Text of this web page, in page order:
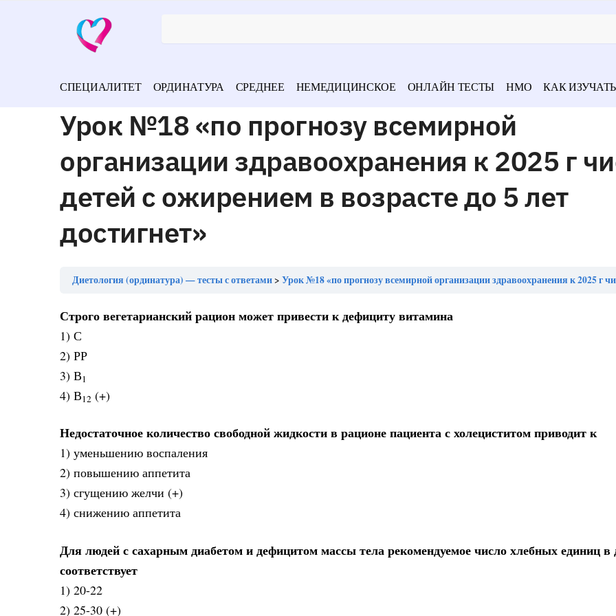
СПЕЦИАЛИТЕТ ОРДИНАТУРА СРЕДНЕЕ НЕМЕДИЦИНСКОЕ ОНЛАЙН ТЕСТЫ НМО КАК ИЗУЧАТЬ
Урок №18 «по прогнозу всемирной
организации здравоохранения к 2025 г
детей с ожирением в возрасте до 5 лет
достигнет»
Диетология (ординатура) — тесты с ответами Урок №18 «по прогнозу всемирной организации здравоохранения к 2025 г число детей с ожирением в возрасте до 5
Строго вегетарианский рацион может привести к дефициту витамина
1) С
2) РР
3) В1
4) В12 (+)
Недостаточное количество свободной жидкости в рационе пациента с холециститом приводит к
1) уменьшению воспаления
2) повышению аппетита
3) сгущению желчи (+)
4) снижению аппетита
Для людей с сахарным диабетом и дефицитом массы тела рекомендуемое число хлебных единиц в
соответствует
1) 20-22
2) 25-30 (+)